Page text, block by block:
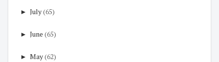
► July(65)
► June (65)
► May(62)